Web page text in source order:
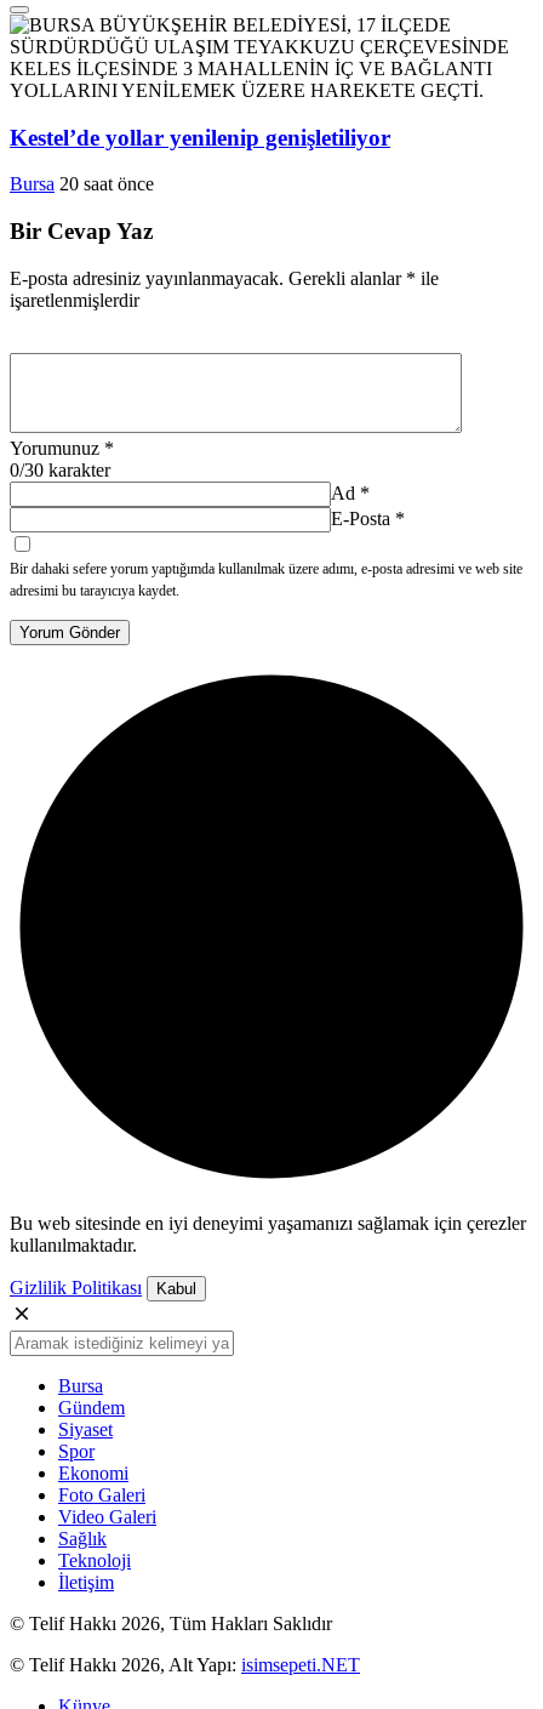
Kestel’de yollar yenilenip genişletiliyor
Bursa 20 saat önce
Bir Cevap Yaz
E-posta adresiniz yayınlanmayacak. Gerekli alanlar * ile
işaretlenmişlerdir
Yorumunuz *
0/30 karakter
Ad *
E-Posta *
Bir dahaki sefere yorum yaptığımda kullanılmak üzere adımı, e-posta adresimi ve web site
adresimi bu tarayıcıya kaydet.
Yorum Gönder
Bu web sitesinde en iyi deneyimi yaşamanızı sağlamak için çerezler
kullanılmaktadır.
Gizlilik Politikası Kabul
Bursa
Gündem
Siyaset
Spor
Ekonomi
Foto Galeri
Video Galeri
Sağlık
Teknoloji
İletişim
© Telif Hakkı 2026, Tüm Hakları Saklıdır
© Telif Hakkı 2026, Alt Yapı: isimsepeti.NET